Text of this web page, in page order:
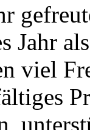
Jahr
viel